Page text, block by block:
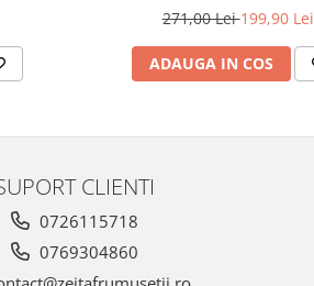
271,00 Lei199,90 Lei
ADAUGA IN COS
CLIENTI
0726115718
0769304860